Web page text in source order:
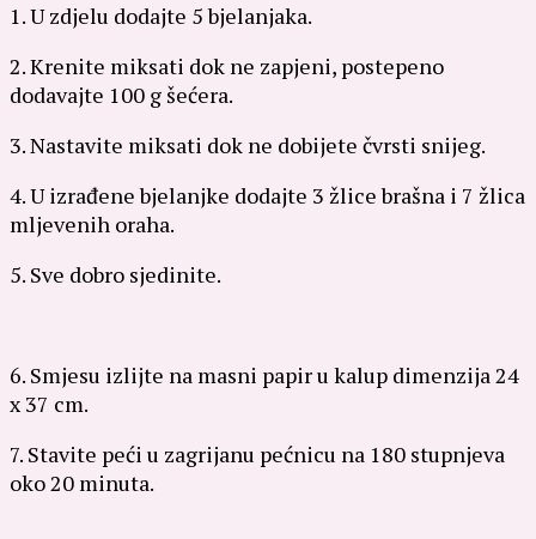
1. U zdjelu dodajte 5 bjelanjaka.
2. Krenite miksati dok ne zapjeni, postepeno
dodavajte 100 g šećera.
3. Nastavite miksati dok ne dobijete čvrsti snijeg.
4. U izrađene bjelanjke dodajte 3 žlice brašna i 7 žlica
mljevenih oraha.
5. Sve dobro sjedinite.
6. Smjesu izlijte na masni papir u kalup dimenzija 24
x 37 cm.
7. Stavite peći u zagrijanu pećnicu na 180 stupnjeva
oko 20 minuta.